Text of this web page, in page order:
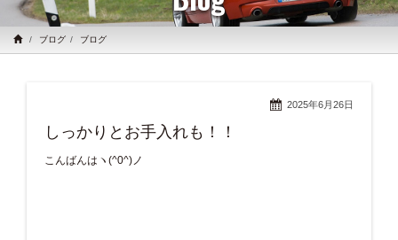
ブログ ブログ
2025年6月26日
しっかりとお手入れも！！
こんばんはヽ(^0^)ノ